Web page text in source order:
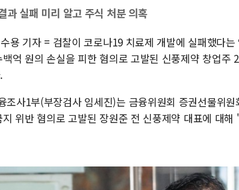
뉴욕증시 개장
보훈부, 미
트럼프 "금리 내
과 실패 미리 알고 주식 처분 의혹
용 기자 = 검찰이 코로나19 치료제 개발에 실패했다
억 원의 손실을 피한 혐의로 고발된 신풍제약 창업주
조사1부(부장검사 임세진)는 금융위원회 증권선물위
위반 혐의로 고발된 장원준 전 신풍제약 대표에 대